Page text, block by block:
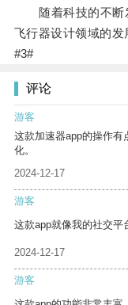
随着科技的不断
飞行器设计领域的发
#3#
评论
游客
这款加速器app的操作有
化。
2024-12-17
游客
这款app就像我的社交平
2024-12-17
游客